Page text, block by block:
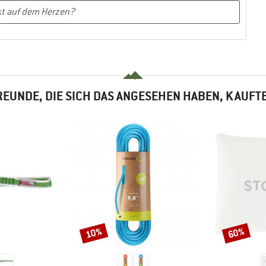
DIE SICH DAS ANGESEHEN HABEN,
Rabatt
10% Rabatt
60%